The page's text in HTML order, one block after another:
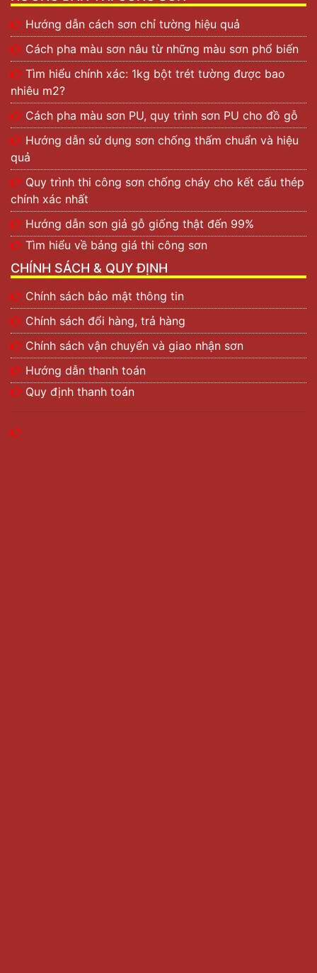
Hướng dẫn cách sơn chỉ tường hiệu quả
Cách pha màu sơn nâu từ những màu sơn phổ biến
Tìm hiểu chính xác: 1kg bột trét tường được bao
nhiêu m2?
Cách pha màu sơn PU, quy trình sơn PU cho đồ gỗ
Hướng dẫn sử dụng sơn chống thấm chuẩn và hiệu
quả
Quy trình thi công sơn chống cháy cho kết cấu thép
chính xác nhất
Hướng dẫn sơn giả gỗ giống thật đến 99%
Tìm hiểu về bảng giá thi công sơn
CHÍNH SÁCH & QUY ĐỊNH
Chính sách bảo mật thông tin
Chính sách đổi hàng, trả hàng
Chính sách vận chuyển và giao nhận sơn
Hướng dẫn thanh toán
Quy định thanh toán